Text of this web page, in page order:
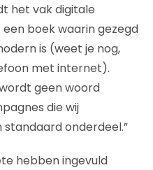
het vak digitale
boek waarin gezegd
is (weet je nog,
met internet).
geen woord
die wij
onderdeel.”
hebben ingevuld